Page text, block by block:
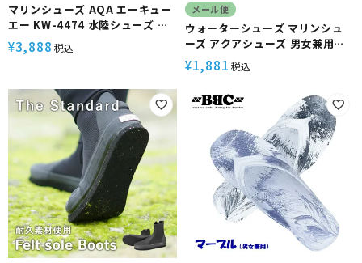
マリンシューズ AQA エーキュー
エー KW-4474 水陸シューズ マ
リンシューズ ウオーターシュー
ズ 水陸両用 ビーチシューズ 男女
ウトドア シュノーケル 岩場 SUP
川遊び キャンプ
¥3,888 税込
メール便
ウォーターシューズ マリンシュ
ーズ アクアシューズ 男女兼用
HeleiWaho
¥1,881 税込